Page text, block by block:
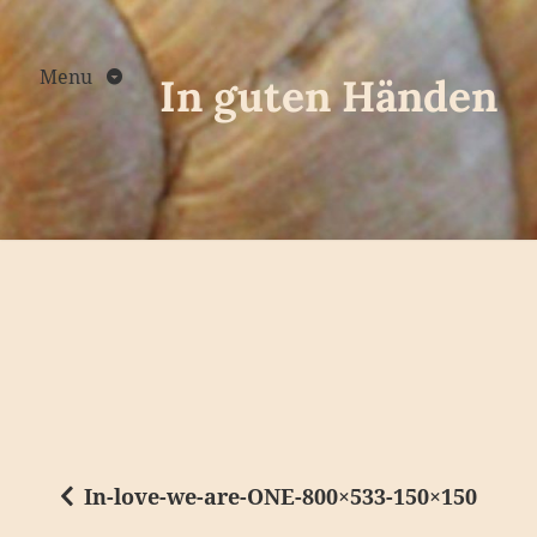
Skip
to
contentMenu In guten Händen
In-love-we-are-ONE-800×533-150×150